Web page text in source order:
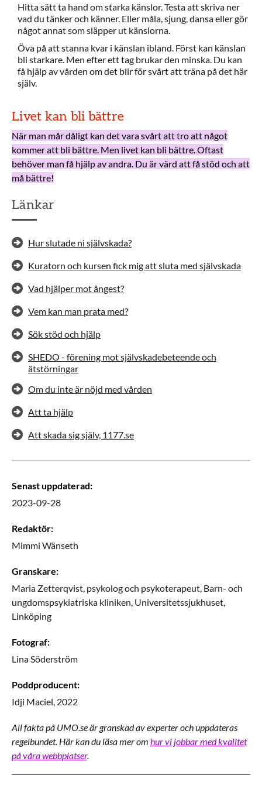
Hitta sätt ta hand om starka känslor. Testa att skriva ner
vad du tänker och känner. Eller måla, sjung, dansa eller gör
något annat som släpper ut känslorna.
Öva på att stanna kvar i känslan ibland. Först kan känslan
bli starkare. Men efter ett tag brukar den minska. Du kan
få hjälp av vården om det blir för svårt att träna på det här
själv.
Livet kan bli bättre
När man mår dåligt kan det vara svårt att tro att något
kommer att bli bättre. Men livet kan bli bättre. Oftast
behöver man få hjälp av andra. Du är värd att få stöd och att
må bättre!
Länkar
Hur slutade ni självskada?
Kuratorn och kursen fick mig att sluta med självskada
Vad hjälper mot ångest?
Vem kan man prata med?
Sök stöd och hjälp
SHEDO - förening mot självskadebeteende och
ätstörningar
Om du inte är nöjd med vården
Att ta hjälp
Att skada sig själv, 1177.se
Senast uppdaterad:
2023-09-28
Redaktör:
Mimmi Wänseth
Granskare:
Maria Zetterqvist, psykolog och psykoterapeut, Barn- och
ungdomspsykiatriska kliniken, Universitetssjukhuset,
Linköping
Fotograf:
Lina Söderström
Poddproducent:
Idji Maciel, 2022
All fakta på UMO.se är granskad av experter och uppdateras
regelbundet. Här kan du läsa mer om hur vi jobbar med kvalitet
på våra webbplatser.